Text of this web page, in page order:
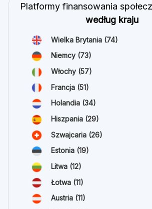
Platformy finansowania
według kraju
Wielka Brytania (74)
Niemcy (73)
Włochy (57)
Francja (51)
Holandia (34)
Hiszpania (29)
Szwajcaria (26)
Estonia (19)
Litwa (12)
Łotwa (11)
Austria (11)